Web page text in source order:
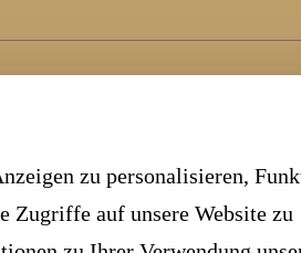
zu personalisieren,
Zugriffe auf unsere Website zu